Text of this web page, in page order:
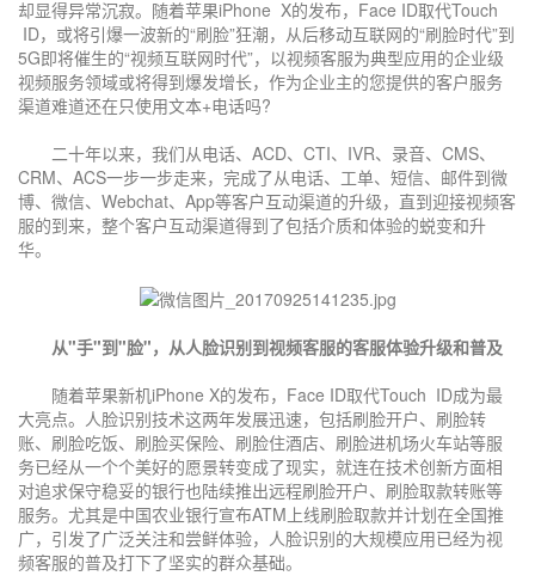
却显得异常沉寂。随着苹果iPhone X的发布，Face ID取代Touch
ID，或将引爆一波新的“刷脸”狂潮，从后移动互联网的“刷脸时代”到
5G即将催生的“视频互联网时代”，以视频客服为典型应用的企业级
视频服务领域或将得到爆发增长，作为企业主的您提供的客户服务
渠道难道还在只使用文本+电话吗?
二十年以来，我们从电话、ACD、CTI、IVR、录音、CMS、
CRM、ACS一步一步走来，完成了从电话、工单、短信、邮件到微
博、微信、Webchat、App等客户互动渠道的升级，直到迎接视频客
服的到来，整个客户互动渠道得到了包括介质和体验的蜕变和升
华。
从"手"到"脸"，从人脸识别到视频客服的客服体验升级和普及
随着苹果新机iPhone X的发布，Face ID取代Touch ID成为最
大亮点。人脸识别技术这两年发展迅速，包括刷脸开户、刷脸转
账、刷脸吃饭、刷脸买保险、刷脸住酒店、刷脸进机场火车站等服
务已经从一个个美好的愿景转变成了现实，就连在技术创新方面相
对追求保守稳妥的银行也陆续推出远程刷脸开户、刷脸取款转账等
服务。尤其是中国农业银行宣布ATM上线刷脸取款并计划在全国推
广，引发了广泛关注和尝鲜体验，人脸识别的大规模应用已经为视
频客服的普及打下了坚实的群众基础。